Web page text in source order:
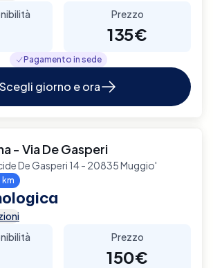
Prezzo
135€
Pagamento in sede
Scegli giorno e ora
- Via De Gasperi
De Gasperi 14 - 20835 Muggio'
km
Prezzo
150€